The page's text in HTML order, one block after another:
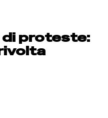
di proteste: